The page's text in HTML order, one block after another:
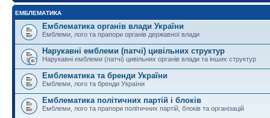
ЕМБЛЕМАТИКА
Емблематика органів влади України
Емблеми, лого та прапори органів державної влади
Нарукавні емблеми (патчі) цивільних структур
Нарукавні емблеми (патчі) цивільних органів влади та інших структур
Емблематика та бренди України
Емблеми, лого та бренди України
Емблематика політичних партій і блоків
Емблеми, лого та прапори політичних партій, блоків та організацій